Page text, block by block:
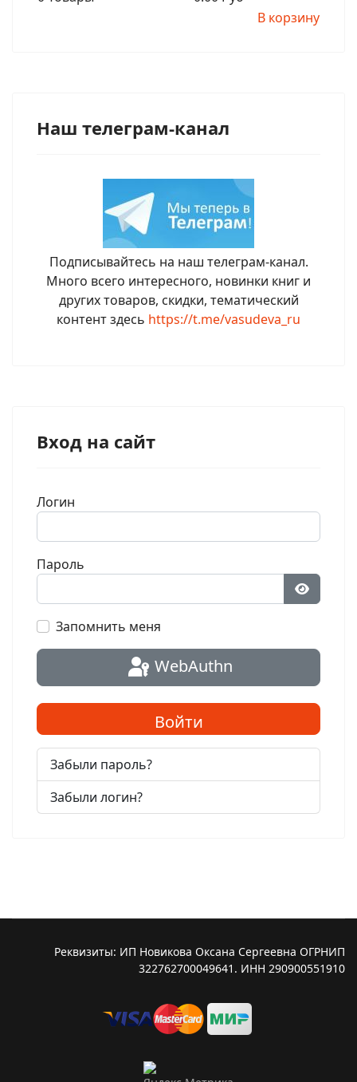
В корзину
Наш телеграм-канал
Подписывайтесь на наш телеграм-канал.
Много всего интересного, новинки книг и
других товаров, скидки, тематический
контент здесь https://t.me/vasudeva_ru
Вход на сайт
Логин
Пароль
Запомнить меня
WebAuthn
Войти
Забыли пароль?
Забыли логин?
Реквизиты: ИП Новикова Оксана Сергеевна ОГРНИП
322762700049641. ИНН 290900551910